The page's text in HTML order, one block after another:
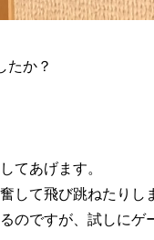
たか？
てあげます。
して飛び跳ねたりし
のですが、試しにゲ